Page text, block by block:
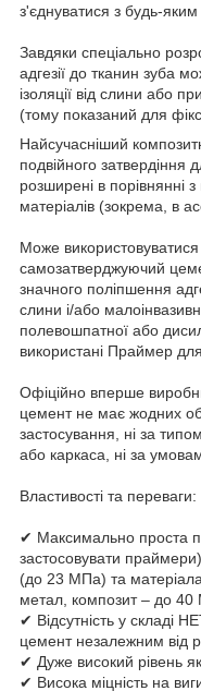
з'єднуватися з будь-яким
Завдяки спеціально
адгезії до тканин зуба
ізоляції від слини або
(тому показаний для
Найсучасніший
подвійного затвердіння
розширені в порівнянні
матеріалів (зокрема, в
Може
самозатверджуючий
значного поліпшення
слини і/або
полевошпатної або
використані Праймер
Офіційно вперше
цемент не має жодних
застосування, ні за
або каркаса, ні за
Властивості та переваги:
✔ Максимально проста
застосовувати праймери)
(до 23 МПа) та
метал, композит – до
✔ Відсутність у складі
цемент незалежним від
✔ Дуже високий рівень
✔ Висока міцність на